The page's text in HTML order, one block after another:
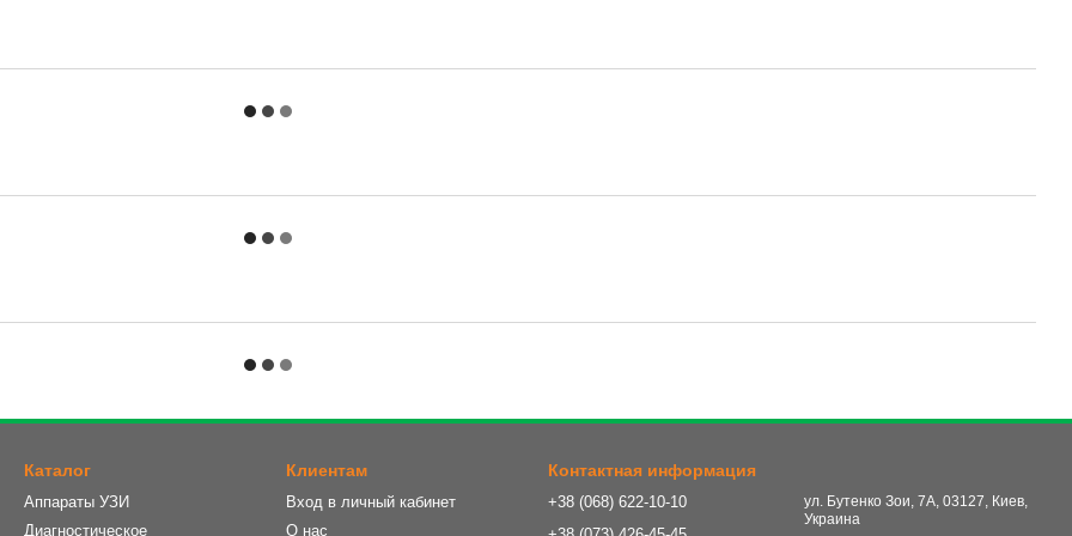
Каталог
Аппараты УЗИ
Диагностическое
Клиентам
Вход в личный кабинет
О нас
Контактная информация
+38 (068) 622-10-10
ул. Бутенко Зои, 7А, 03127, Киев,
Украина